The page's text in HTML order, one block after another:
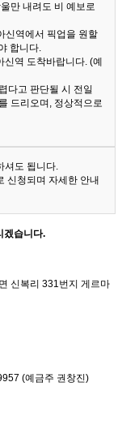
만 내려도 비 예보로
신역에서 픽업을 원할
합니다.
역 도착바랍니다. (예
다고 판단될 시 전일
드리오며, 정상적으로
셔도 됩니다.
신청되며 자세한 안내
겠습니다.
신복리 331번지 게르마
(예금주 권창진)